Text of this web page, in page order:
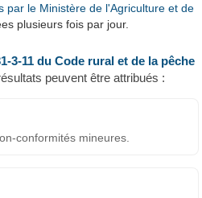
par le Ministère de l'Agriculture et de
plusieurs fois par jour.
3-11 du Code rural et de la pêche
peuvent être attribués :
conformités mineures.